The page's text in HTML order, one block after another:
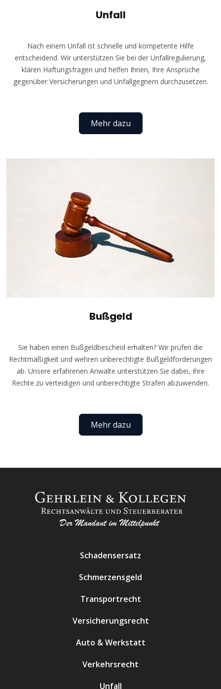
Unfall
Nach einem Unfall ist schnelle und kompetente Hilfe
entscheidend. Wir unterstützen Sie bei der Unfallregulierung,
klären Haftungsfragen und helfen Ihnen, Ihre Ansprüche
gegenüber Versicherungen und Unfallgegnern durchzusetzen.
Mehr dazu
Bußgeld
Sie haben einen Bußgeldbescheid erhalten? Wir prüfen die
Rechtmäßigkeit und wehren unberechtigte Bußgeldforderungen
ab. Unsere erfahrenen Anwälte unterstützen Sie dabei, Ihre
Rechte zu verteidigen und unberechtigte Strafen abzuwenden.
Mehr dazu
Schadensersatz
Schmerzensgeld
Transportrecht
Versicherungsrecht
Auto & Werkstatt
Verkehrsrecht
Unfall